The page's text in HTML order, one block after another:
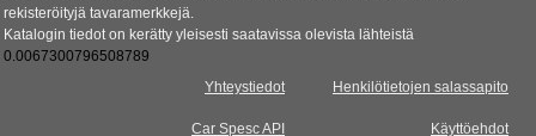
rekisteröityjä tavaramerkkejä.
Katalogin tiedot on kerätty yleisesti saatavissa olevista lähteistä
0.0067300796508789
Henkilötietojen salassapito
Käyttöehdot
Yhteystiedot
Car Spesc API